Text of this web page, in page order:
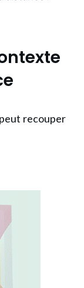
peut recouper